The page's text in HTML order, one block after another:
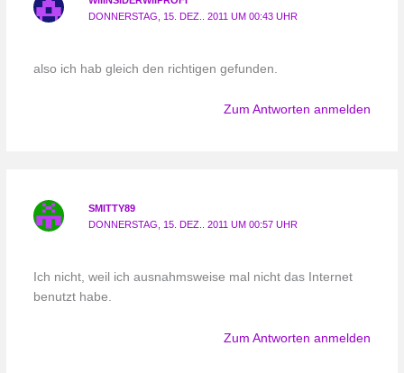
DONNERSTAG, 15. DEZ.. 2011 UM 00:43 UHR
also ich hab gleich den richtigen gefunden.
Zum Antworten anmelden
SMITTY89
DONNERSTAG, 15. DEZ.. 2011 UM 00:57 UHR
Ich nicht, weil ich ausnahmsweise mal nicht das Internet
benutzt habe.
Zum Antworten anmelden